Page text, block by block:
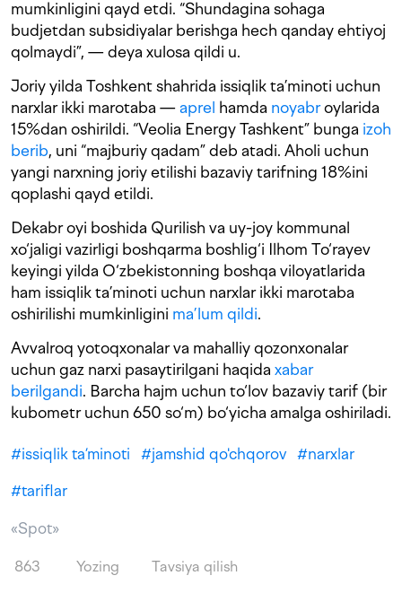
mumkinligini qayd etdi. “Shundagina sohaga
budjetdan subsidiyalar berishga hech qanday ehtiyoj
qolmaydi”, — deya xulosa qildi u.
Joriy yilda Toshkent shahrida issiqlik ta’minoti uchun
narxlar ikki marotaba —aprel hamda noyabroylarida
15%dan oshirildi. “Veolia Energy Tashkent” bunga izoh
berib, uni “majburiy qadam” deb atadi. Aholi uchun
yangi narxning joriy etilishi bazaviy tarifning 18%ini
qoplashi qayd etildi.
Dekabr oyi boshida Qurilish va uy-joy kommunal
xo‘jaligi vazirligi boshqarma boshlig‘i Ilhom To‘rayev
keyingi yilda O‘zbekistonning boshqa viloyatlarida
ham issiqlik ta’minoti uchun narxlar ikki marotaba
oshirilishi mumkinligini ma’lum qildi.
Avvalroq yotoqxonalar va mahalliy qozonxonalar
uchun gaz narxi pasaytirilgani haqida xabar
berilgandi. Barcha hajm uchun to‘lov bazaviy tarif (bir
kubometr uchun 650 so‘m) bo‘yicha amalga oshiriladi.
#issiqlik ta’minoti #jamshid qo'chqorov #narxlar
#tariflar
«Spot»
863 Yozing Tavsiya qilish